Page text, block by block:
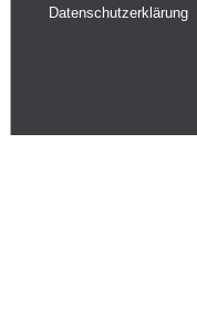
Datenschutzerklärung